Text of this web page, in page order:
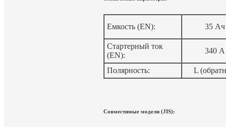
Емкость (EN): 35 Ач
Стартерный ток
(EN):
340 А
Полярность: L
Совместимые модели (JIS):